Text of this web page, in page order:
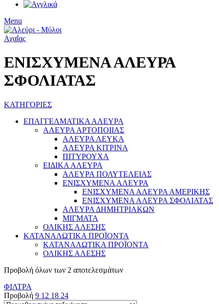
Menu
ΕΝΙΣΧΥΜΕΝΑ ΑΛΕΥΡΑ
ΣΦΟΛΙΑΤΑΣ
ΚΑΤΗΓΟΡΙΕΣ
ΕΠΑΓΓΕΛΜΑΤΙΚΑ ΑΛΕΥΡΑ
ΑΛΕΥΡΑ ΑΡΤΟΠΟΙΙΑΣ
ΑΛΕΥΡΑ ΛΕΥΚΑ
ΑΛΕΥΡΑ ΚΙΤΡΙΝΑ
ΠΙΤΥΡΟΥΧΑ
ΕΙΔΙΚΑ ΑΛΕΥΡΑ
ΑΛΕΥΡΑ ΠΟΛΥΤΕΛΕΙΑΣ
ΕΝΙΣΧΥΜΕΝΑ ΑΛΕΥΡΑ
ΕΝΙΣΧΥΜΕΝΑ ΑΛΕΥΡΑ ΑΜΕΡΙΚΗΣ
ΕΝΙΣΧΥΜΕΝΑ ΑΛΕΥΡΑ ΣΦΟΛΙΑΤΑΣ
ΑΛΕΥΡΑ ΔΗΜΗΤΡΙΑΚΩΝ
ΜΙΓΜΑΤΑ
ΟΛΙΚΗΣ ΑΛΕΣΗΣ
ΚΑΤΑΝΑΛΩΤΙΚΑ ΠΡΟΪΟΝΤΑ
ΚΑΤΑΝΑΛΩΤΙΚΑ ΠΡΟΪΟΝΤΑ
ΟΛΙΚΗΣ ΑΛΕΣΗΣ
Προβολή όλων των 2 αποτελεσμάτων
ΦΙΛΤΡΑ
Προβολή 9 12 18 24